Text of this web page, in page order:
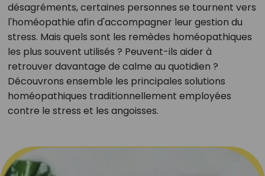
désagréments, certaines personnes se tournent vers
l'homéopathie afin d'accompagner leur gestion du
stress. Mais quels sont les remèdes homéopathiques
les plus souvent utilisés ? Peuvent-ils aider à
retrouver davantage de calme au quotidien ?
Découvrons ensemble les principales solutions
homéopathiques traditionnellement employées
contre le stress et les angoisses.